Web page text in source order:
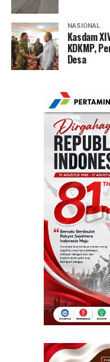
NASIONAL
Kasdam
KDKMP,
Desa